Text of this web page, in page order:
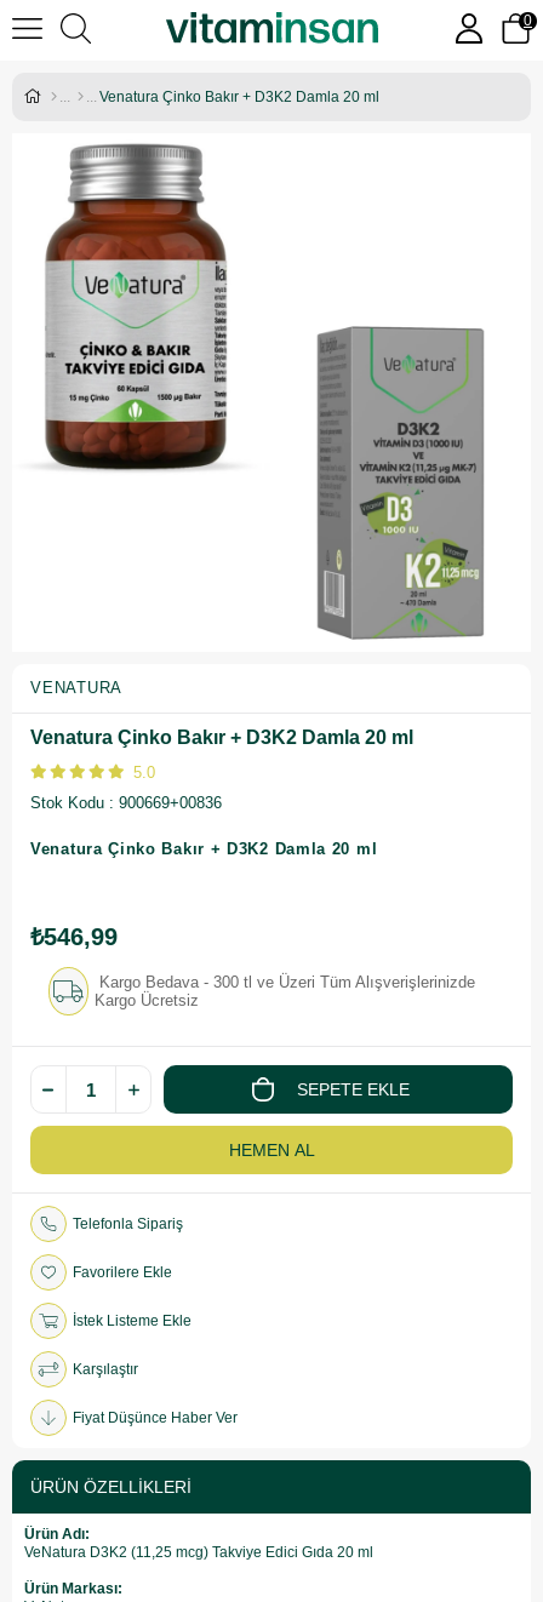
0
Venatura Çinko Bakır + D3K2 Damla 20 ml
VENATURA
Venatura Çinko Bakır + D3K2 Damla 20 ml
5.0
Stok Kodu
900669+00836
Venatura Çinko Bakır + D3K2 Damla 20 ml
₺546,99
Kargo Bedava - 300 tl ve Üzeri Tüm Alışverişlerinizde
Kargo Ücretsiz
Telefonla Sipariş
Favorilere Ekle
İstek Listeme Ekle
Karşılaştır
Fiyat Düşünce Haber Ver
ÜRÜN ÖZELLIKLERI
Ürün Adı:
VeNatura D3K2 (11,25 mcg) Takviye Edici Gıda 20 ml
Ürün Markası: